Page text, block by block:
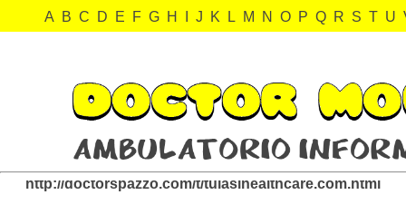
A B C D E F G H J K L M N O P Q R S T U
tulasihealthcare.com Revisión:
http://doctorspazzo.com/t/tulasihealthcare.com.html